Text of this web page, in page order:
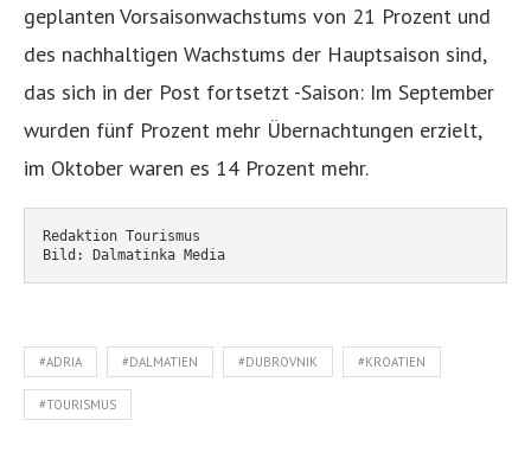
geplanten Vorsaisonwachstums von 21 Prozent und
des nachhaltigen Wachstums der Hauptsaison sind,
das sich in der Post fortsetzt -Saison: Im September
wurden fünf Prozent mehr Übernachtungen erzielt,
im Oktober waren es 14 Prozent mehr.
Redaktion Tourismus
Bild: Dalmatinka Media
#ADRIA #DALMATIEN #DUBROVNIK #KROATIEN
#TOURISMUS